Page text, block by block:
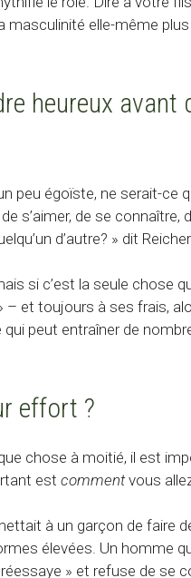
masculinité elle-même
heureux avant
peu égoïste, ne serait-ce
s’aimer, de se connaître,
d’autre? » dit
si c’est la seule chose
– et toujours à ses frais,
peut entraîner de
effort ?
chose à moitié, il est
est commentvous
à un garçon de faire
élevées. Un homme
» et refuse de se